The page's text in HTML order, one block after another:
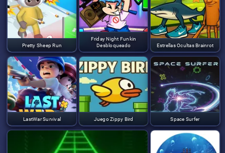
Pretty Sheep Run
Friday Night Funkin
Desbloqueado
Estrellas Ocultas Brainrot
LastWar Survival Juego Zippy Bird Space Surfer